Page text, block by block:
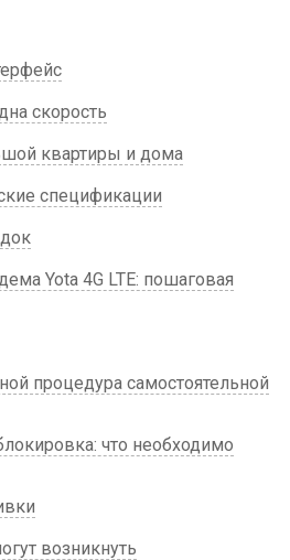
скорость
квартиры и дома
спецификации
Yota 4G LTE: пошаговая
процедура самостоятельной
что необходимо
возникнуть